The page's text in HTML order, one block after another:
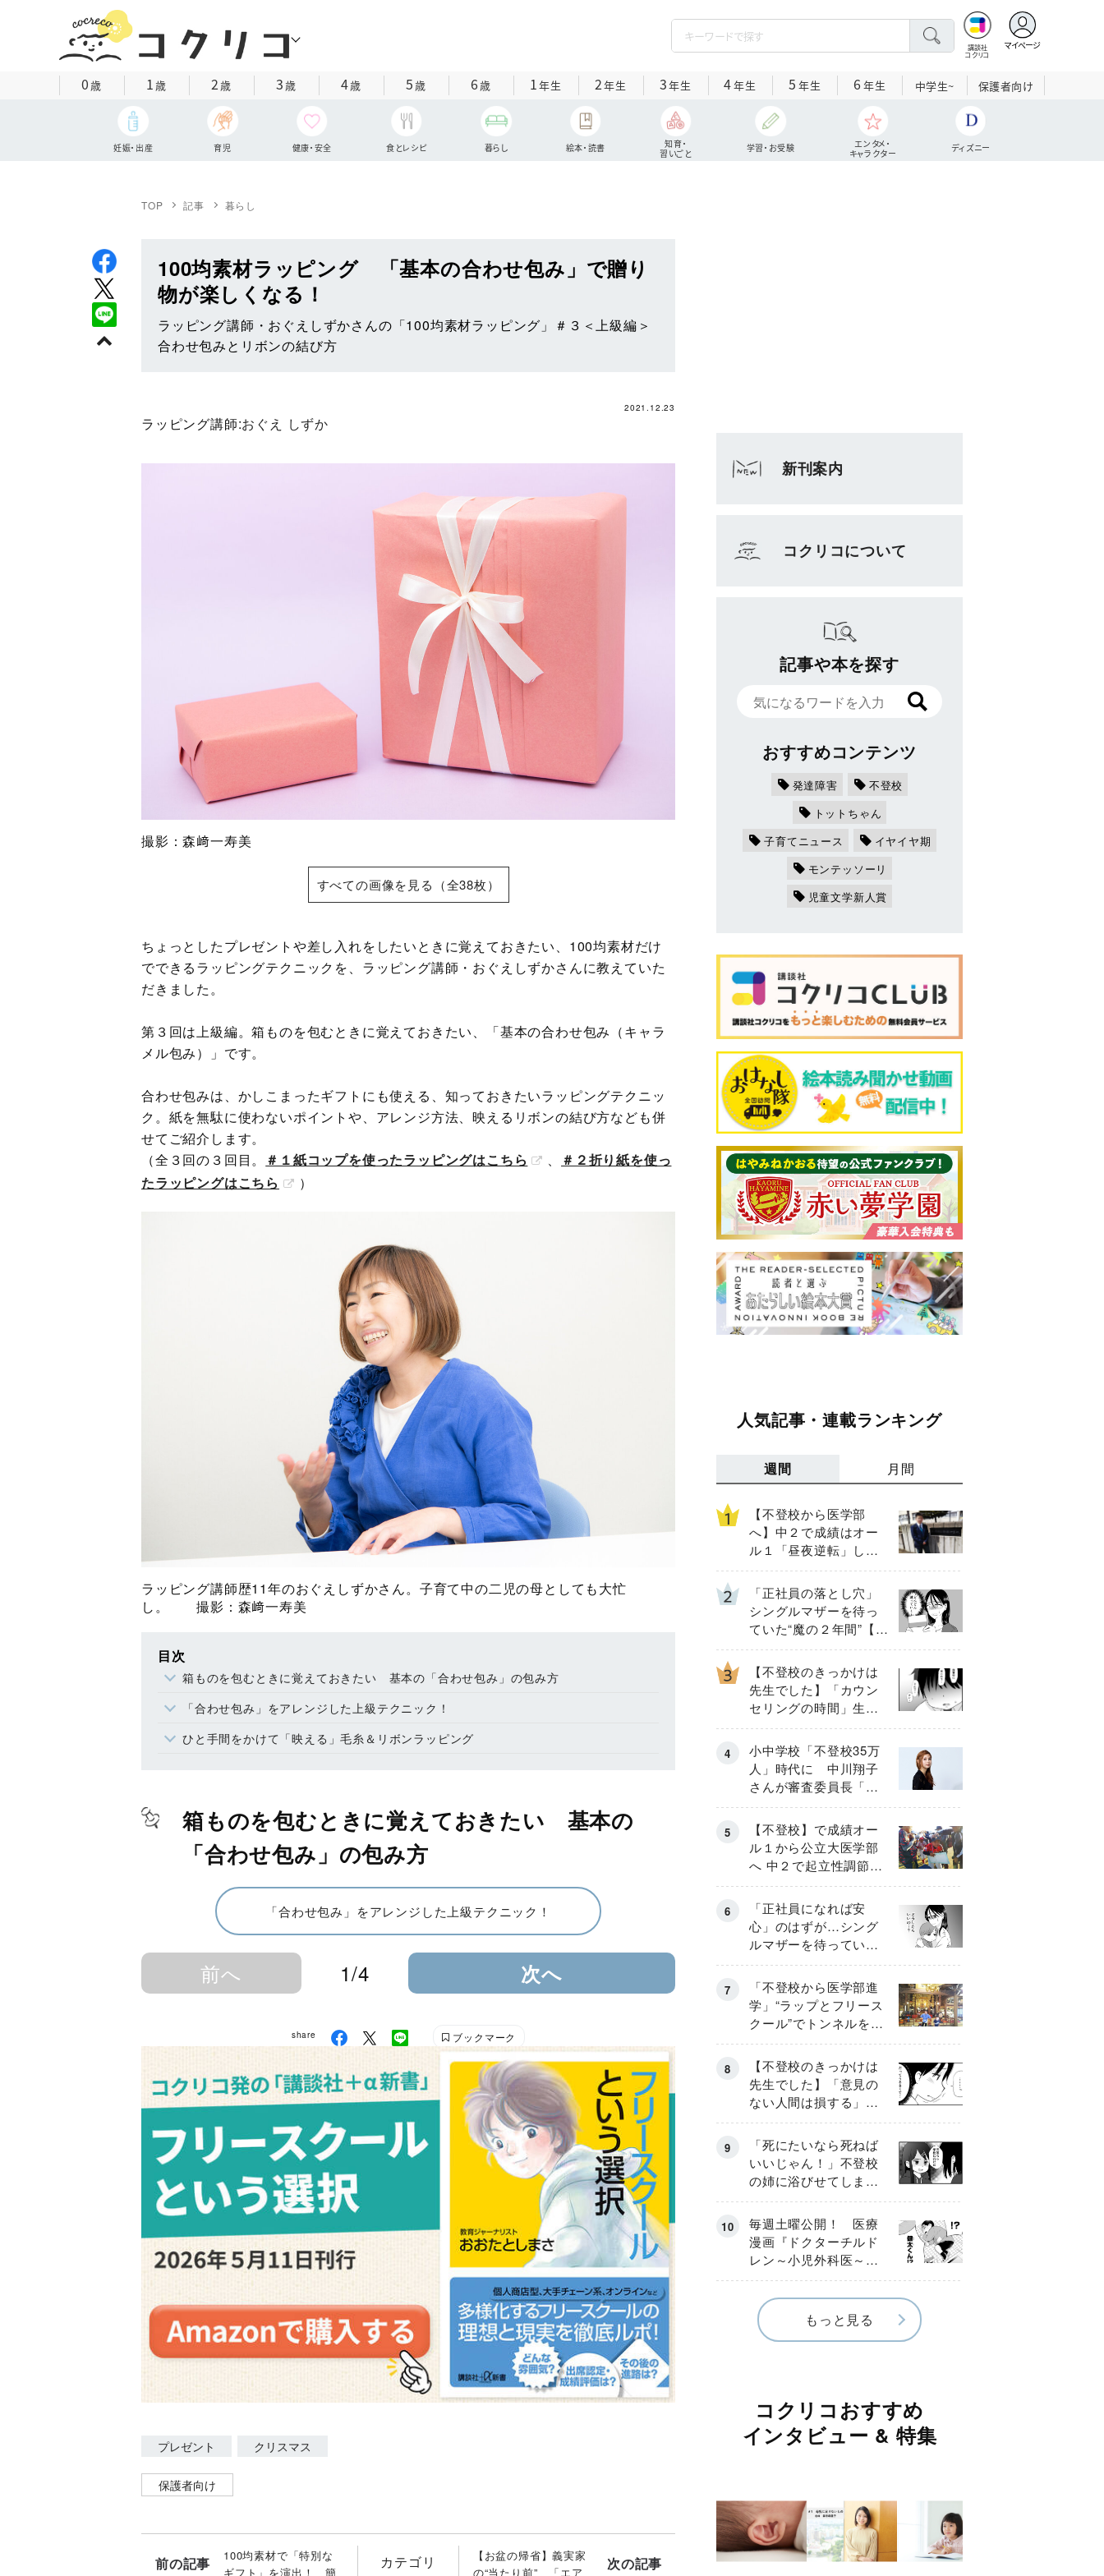
講談社
コクリコ
マイページ
0歳 1歳 2歳 3歳 4歳 5歳 6歳 1年生 2年生 3年生 4年生 5 年生 6 年生 中学生~ 保護者向け
妊娠・出産 育児 健康・安全 食とレシピ 暮らし 絵本・読書
知育・
習いごと
学習・お受験
エンタメ・
キャラクター
ディズニー
TOP 記事 暮らし
100均素材ラッピング 「基本の合わせ包み」で贈り
物が楽しくなる！
ラッピング講師・おぐえしずかさんの「100均素材ラッピング」＃３＜上級編＞
合わせ包みとリボンの結び方
2021.12.23
ラッピング講師:おぐえ しずか
撮影：森﨑一寿美
すべての画像を見る（全38枚）
ちょっとしたプレゼントや差し入れをしたいときに覚えておきたい、100均素材だけ
でできるラッピングテクニックを、ラッピング講師・おぐえしずかさんに教えていた
だきました。
第３回は上級編。箱ものを包むときに覚えておきたい、「基本の合わせ包み（キャラ
メル包み）」です。
合わせ包みは、かしこまったギフトにも使える、知っておきたいラッピングテクニッ
ク。紙を無駄に使わないポイントや、アレンジ方法、映えるリボンの結び方なども併
せてご紹介します。
（全３回の３回目。
＃１紙コップを使ったラッピングはこちら 、
＃２折り紙を使っ
たラッピングはこちら
）
ラッピング講師歴11年のおぐえしずかさん。子育て中の二児の母としても大忙
し。 撮影：森﨑一寿美
目次
箱ものを包むときに覚えておきたい 基本の「合わせ包み」の包み方
「合わせ包み」をアレンジした上級テクニック！
ひと手間をかけて「映える」毛糸＆リボンラッピング
箱ものを包むときに覚えておきたい 基本の
「合わせ包み」の包み方
「合わせ包み」をアレンジした上級テクニック！
前へ 1/4 次へ
share ブックマーク
プレゼント クリスマス
保護者向け
前の記事
100均素材で「特別な
ギフト」を演出！ 簡
カテゴリ
【お盆の帰省】義実家
の“当たり前” 「エア
次の記事
新刊案内
コクリコについて
記事や本を探す
おすすめコンテンツ
発達障害
不登校
トットちゃん
子育てニュース
イヤイヤ期
モンテッソーリ
児童文学新人賞
人気記事・連載ランキング
週間 月間
【不登校から医学部
へ】中２で成績はオー
ル１「昼夜逆転」した
わが子を”夜遊び”に連れ
出した母の気づき
「正社員の落とし穴」
シングルマザーを待っ
ていた“魔の２年間”【後
編】
【不登校のきっかけは
先生でした】「カウン
セリングの時間」生徒
の情報をバラしたの
は…《第２話》
小中学校「不登校35万
人」時代に 中川翔子
さんが審査委員長「不
登校生動画甲子園
2026」が開催
【不登校】で成績オー
ル１から公立大医学部
へ 中２で起立性調節障
害「治るまで３年」の
診断 そのとき母は
「正社員になれば安
心」のはずが…シング
ルマザーを待ってい
た“魔の２年間”【前編】
「不登校から医学部進
学」“ラップとフリース
クール”でトンネルを脱
して高校受験へ〔元野
球少年の実話〕
【不登校のきっかけは
先生でした】「意見の
ない人間は損する」担
任の一言が苦しみに…
《第１話》
「死にたいなら死ねば
いいじゃん！」不登校
の姉に浴びせてしまっ
た言葉【番外編・後
編】
毎週土曜公開！ 医療
漫画『ドクターチルド
レン～小児外科医～』
【Episode.４】
もっと見る
コクリコおすすめ
インタビュー & 特集